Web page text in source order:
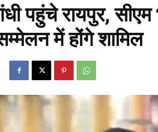
पहुंचे रायपुर,
में होंगे शामिल